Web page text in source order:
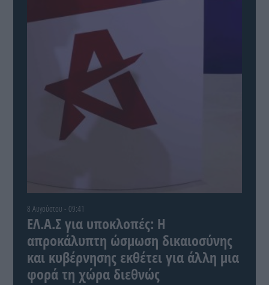
8 Αυγούστου - 09:41
ΕΛ.Α.Σ για υποκλοπές: Η
απροκάλυπτη ώσμωση δικαιοσύνης
και κυβέρνησης εκθέτει για άλλη μια
φορά τη χώρα διεθνώς